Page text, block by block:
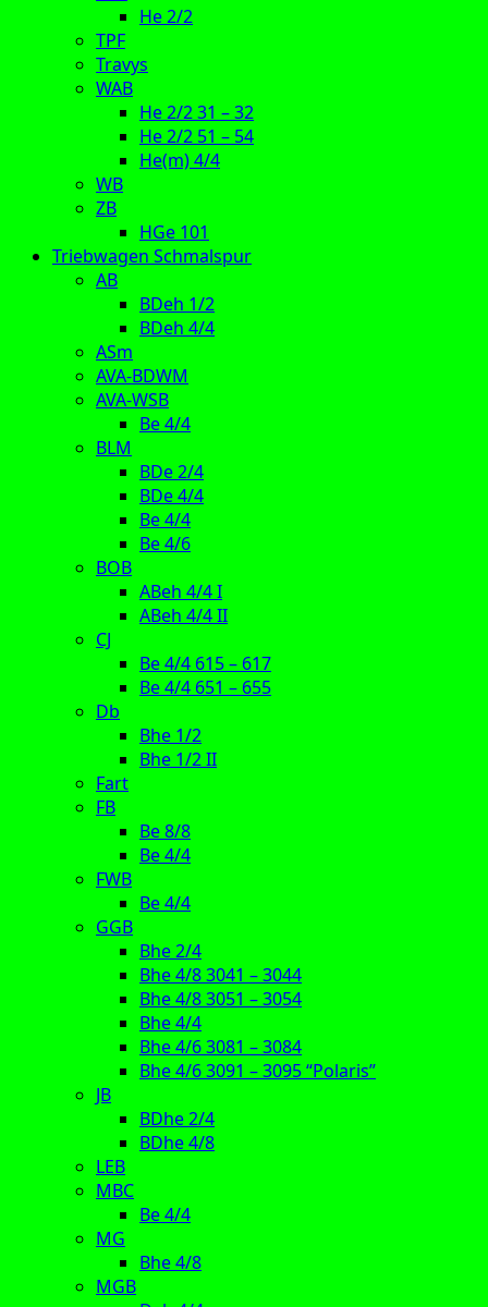
He 2/2
TPF
Travys
WAB
He 2/2 31 – 32
He 2/2 51 – 54
He(m) 4/4
WB
ZB
HGe 101
Triebwagen Schmalspur
AB
BDeh 1/2
BDeh 4/4
ASm
AVA-BDWM
AVA-WSB
Be 4/4
BLM
BDe 2/4
BDe 4/4
Be 4/4
Be 4/6
BOB
ABeh 4/4 I
ABeh 4/4 II
CJ
Be 4/4 615 – 617
Be 4/4 651 – 655
Db
Bhe 1/2
Bhe 1/2 II
Fart
FB
Be 8/8
Be 4/4
FWB
Be 4/4
GGB
Bhe 2/4
Bhe 4/8 3041 – 3044
Bhe 4/8 3051 – 3054
Bhe 4/4
Bhe 4/6 3081 – 3084
Bhe 4/6 3091 – 3095 “Polaris”
JB
BDhe 2/4
BDhe 4/8
LEB
MBC
Be 4/4
MG
Bhe 4/8
MGB